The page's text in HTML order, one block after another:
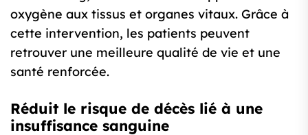
oxygène aux tissus et organes vitaux. Grâce à
cette intervention, les patients peuvent
retrouver une meilleure qualité de vie et une
santé renforcée.
Réduit le risque de décès lié à une
insuffisance sanguine